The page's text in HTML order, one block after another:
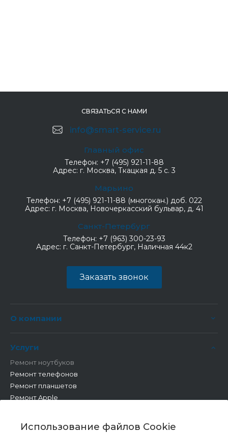
Использование файлов Cookie
СВЯЗАТЬСЯ С НАМИ
info@smart-service.ru
Главный офис
Телефон: +7 (495) 921-11-88
Адрес: г. Москва, Ткацкая д. 5 с. 3
Марьино
Телефон: +7 (495) 921-11-88 (многокан.) доб. 022
Адрес: г. Москва, Новочеркасский бульвар, д. 41
Санкт-Петербург
Телефон: +7 (963) 300-23-93
Адрес: г. Санкт-Петербург, Наличная 44к2
Заказать звонок
О компании
Услуги
Ремонт ноутбуков
Ремонт телефонов
Ремонт планшетов
Ремонт Apple